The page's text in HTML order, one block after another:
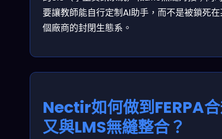
要讓教師能自行定制AI助手，而不是被鎖死
個廠商的封閉生態系。
Nectir如何做到FERPA
又與LMS無縫整合？